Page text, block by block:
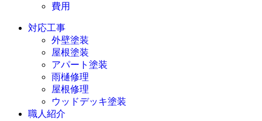
費用
対応工事
外壁塗装
屋根塗装
アパート塗装
雨樋修理
屋根修理
ウッドデッキ塗装
職人紹介